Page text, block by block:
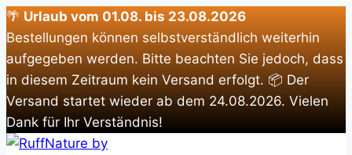
🌴 Urlaub vom 01.08. bis 23.08.2026
Bestellungen können selbstverständlich weiterhin
aufgegeben werden. Bitte beachten Sie jedoch, dass
in diesem Zeitraum kein Versand erfolgt. 📦 Der
Versand startet wieder ab dem 24.08.2026. Vielen
Dank für Ihr Verständnis!
Zum